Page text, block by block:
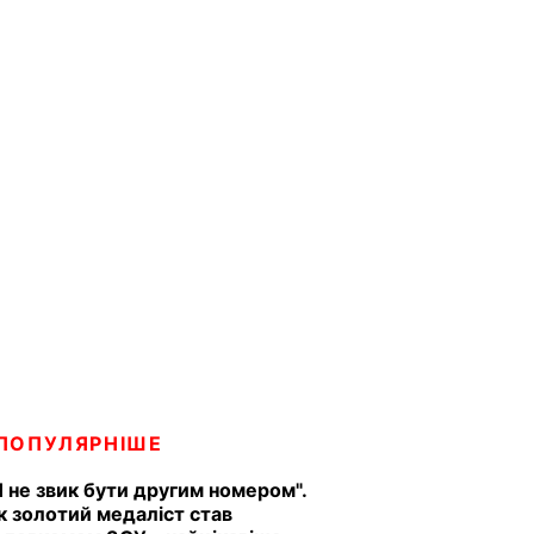
не звик бути другим номером".
золотий медаліст став